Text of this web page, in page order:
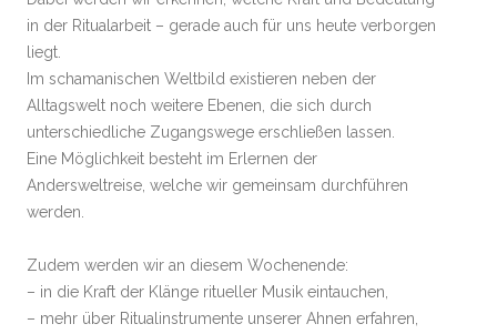
in der Ritualarbeit – gerade auch für uns heute verborgen
liegt.
Im schamanischen Weltbild existieren neben der
Alltagswelt noch weitere Ebenen, die sich durch
unterschiedliche Zugangswege erschließen lassen.
Eine Möglichkeit besteht im Erlernen der
Andersweltreise, welche wir gemeinsam durchführen
werden.
Zudem werden wir an diesem Wochenende:
– in die Kraft der Klänge ritueller Musik eintauchen,
– mehr über Ritualinstrumente unserer Ahnen erfahren,